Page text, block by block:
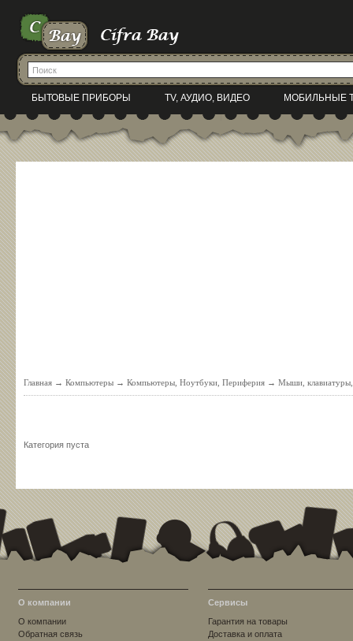
БЫТОВЫЕ ПРИБОРЫ TV, АУДИО, ВИДЕО МОБИЛЬНЫЕ
Главная → Компьютеры → Компьютеры, Ноутбуки, Периферия → Мыши, клавиатуры,
Категория пуста
О компании
О компании
Обратная связь
Сервисы
Гарантия на товары
Доставка и оплата